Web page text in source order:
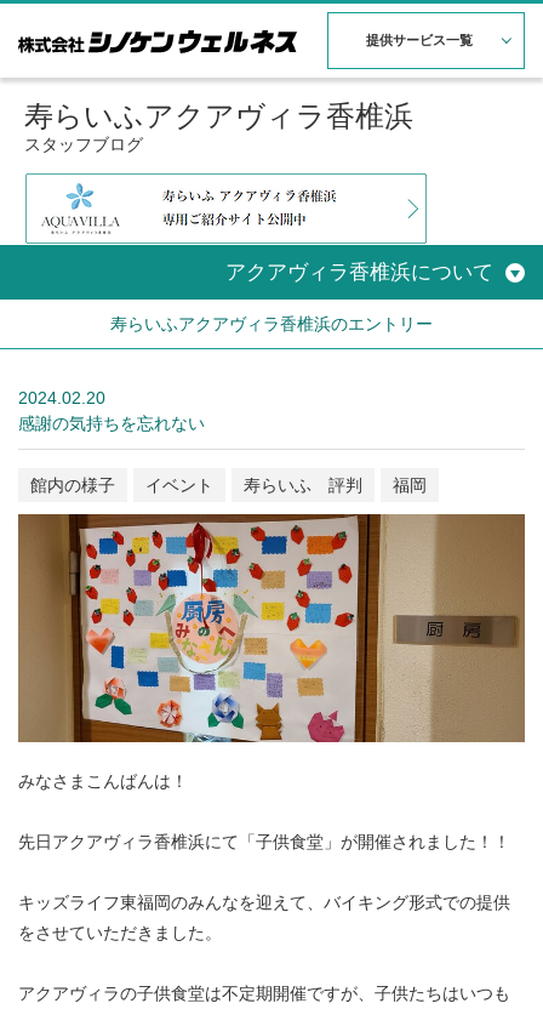
提供サービス一覧
寿らいふアクアヴィラ香椎浜
スタッフブログ
アクアヴィラ香椎浜について
寿らいふアクアヴィラ香椎浜のエントリー
2024.02.20
感謝の気持ちを忘れない
館内の様子 イベント 寿らいふ 評判 福岡
みなさまこんばんは！
先日アクアヴィラ香椎浜にて「子供食堂」が開催されました！！
キッズライフ東福岡のみんなを迎えて、バイキング形式での提供
をさせていただきました。
アクアヴィラの子供食堂は不定期開催ですが、子供たちはいつも